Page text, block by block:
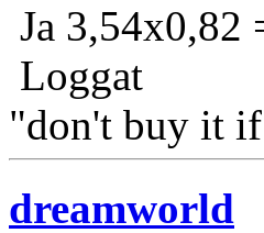
Ja 3,54x0,82
Loggat
"don't buy it
dreamworld